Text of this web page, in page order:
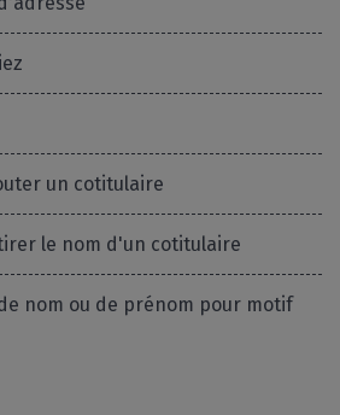
un cotitulaire
le nom d'un cotitulaire
nom ou de prénom pour motif